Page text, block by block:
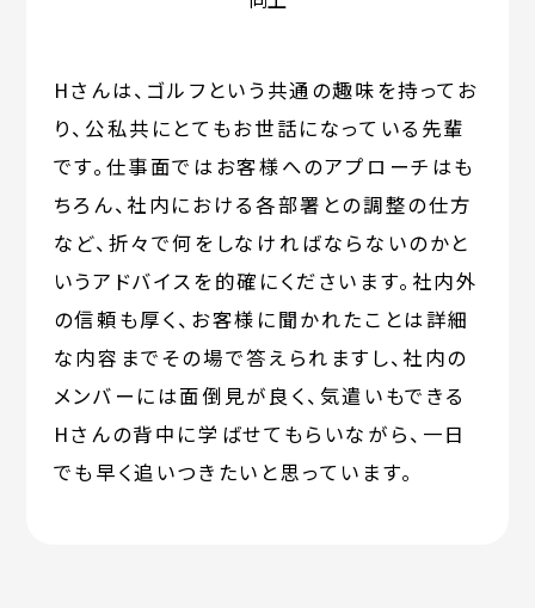
Hさんは、ゴルフという共通の趣味を持ってお
り、公私共にとてもお世話になっている先輩
です。仕事面ではお客様へのアプローチはも
ちろん、社内における各部署との調整の仕方
など、折々で何をしなければならないのかと
いうアドバイスを的確にくださいます。社内外
の信頼も厚く、お客様に聞かれたことは詳細
な内容までその場で答えられますし、社内の
メンバーには面倒見が良く、気遣いもできる
Hさんの背中に学ばせてもらいながら、一日
でも早く追いつきたいと思っています。